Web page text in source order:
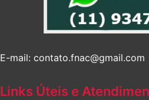
E-mail: contato.fnac@gmail.com
Links Úteis e